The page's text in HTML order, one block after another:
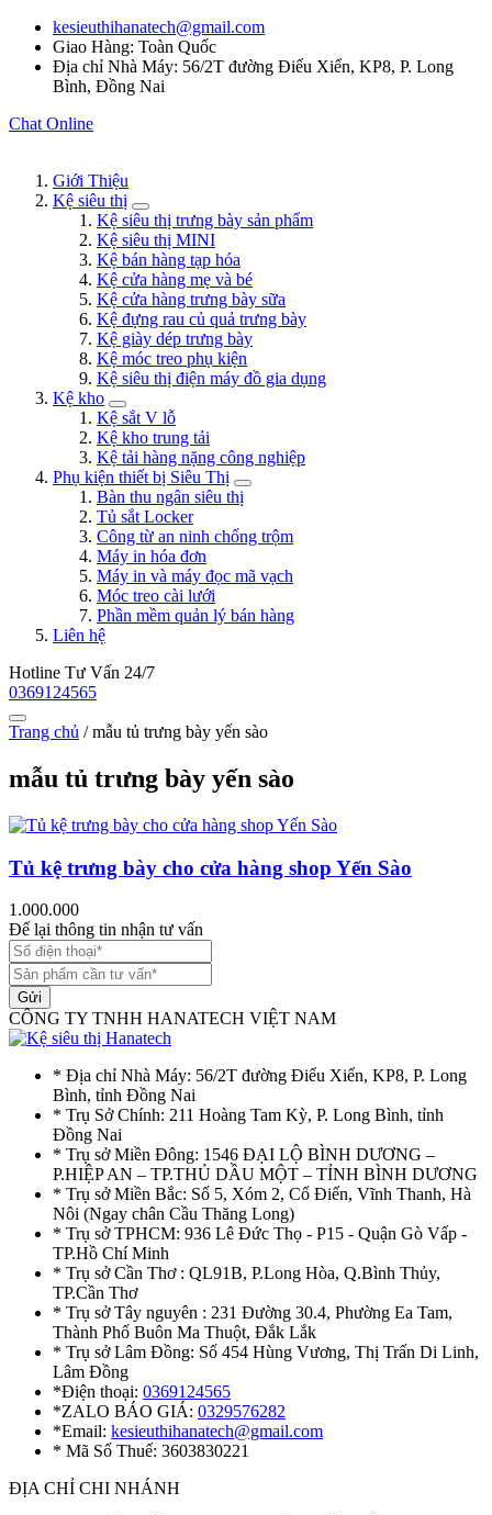
kesieuthihanatech@gmail.com
Giao Hàng: Toàn Quốc
Địa chỉ Nhà Máy: 56/2T đường Điểu Xiển, KP8, P. Long
Bình, Đồng Nai
Chat Online
Giới Thiệu
Kệ siêu thị
Kệ siêu thị trưng bày sản phẩm
Kệ siêu thị MINI
Kệ bán hàng tạp hóa
Kệ cửa hàng mẹ và bé
Kệ cửa hàng trưng bày sữa
Kệ đựng rau củ quả trưng bày
Kệ giày dép trưng bày
Kệ móc treo phụ kiện
Kệ siêu thị điện máy đồ gia dụng
Kệ kho
Kệ sắt V lỗ
Kệ kho trung tải
Kệ tải hàng nặng công nghiệp
Phụ kiện thiết bị Siêu Thị
Bàn thu ngân siêu thị
Tủ sắt Locker
Công từ an ninh chống trộm
Máy in hóa đơn
Máy in và máy đọc mã vạch
Móc treo cài lưới
Phần mềm quản lý bán hàng
Liên hệ
Hotline Tư Vấn 24/7
0369124565
Trang chủ /mẫu tủ trưng bày yến sào
mẫu tủ trưng bày yến sào
Tủ kệ trưng bày cho cửa hàng shop Yến Sào
1.000.000
Để lại thông tin nhận tư vấn
Gửi
CÔNG TY TNHH HANATECH VIỆT NAM
* Địa chỉ Nhà Máy: 56/2T đường Điểu Xiển, KP8, P. Long
Bình, tỉnh Đồng Nai
* Trụ Sở Chính: 211 Hoàng Tam Kỳ, P. Long Bình, tỉnh
Đồng Nai
* Trụ sở Miền Đông: 1546 ĐẠI LỘ BÌNH DƯƠNG –
P.HIỆP AN – TP.THỦ DẦU MỘT – TỈNH BÌNH DƯƠNG
* Trụ sở Miền Bắc: Số 5, Xóm 2, Cổ Điển, Vĩnh Thanh, Hà
Nôi (Ngay chân Cầu Thăng Long)
* Trụ sở TPHCM: 936 Lê Đức Thọ - P15 - Quận Gò Vấp -
TP.Hồ Chí Minh
* Trụ sở Cần Thơ : QL91B, P.Long Hòa, Q.Bình Thủy,
TP.Cần Thơ
* Trụ sở Tây nguyên : 231 Đường 30.4, Phường Ea Tam,
Thành Phố Buôn Ma Thuột, Đắk Lắk
* Trụ sở Lâm Đồng: Số 454 Hùng Vương, Thị Trấn Di Linh,
Lâm Đồng
*Điện thoại: 0369124565
*ZALO BÁO GIÁ: 0329576282
*Email: kesieuthihanatech@gmail.com
* Mã Số Thuế: 3603830221
ĐỊA CHỈ CHI NHÁNH